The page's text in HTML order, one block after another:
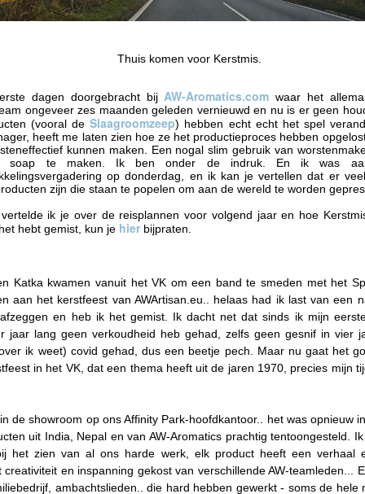
Thuis komen voor Kerstmis.
dagen doorgebracht bij AW-Aromatics.com waar het
ongeveer zes maanden geleden vernieuwd en nu is er geen
(vooral deSlaagroomzeep) hebben echt echt het spel
heeft me laten zien hoe ze het productieproces hebben
kunnen maken. Een nogal slim gebruik van
soap te maken. Ik ben onder de indruk. En ik was
g op donderdag, en ik kan je vertellen dat er
zijn die staan te popelen om aan de wereld te worden
ik je over de reisplannen voor volgend jaar en hoe
hebt gemist, kun je hier bijpraten.
Katka kwamen vanuit het VK om een band te smeden met het
aan het kerstfeest van AWArtisan.eu.. helaas had ik last van een
en heb ik het gemist. Ik dacht net dat sinds ik mijn
jaar lang geen verkoudheid heb gehad, zelfs geen gesnif in vier
ik weet) covid gehad, dus een beetje pech. Maar nu gaat het
in het VK, dat een thema heeft uit de jaren 1970, precies mijn
de showroom op ons Affinity Park-hoofdkantoor.. het was opnieuw
uit India, Nepal en van AW-Aromatics prachtig tentoongesteld.
het zien van al ons harde werk, elk product heeft een verhaal
creativiteit en inspanning gekost van verschillende AW-teamleden...
ambachtslieden.. die hard hebben gewerkt - soms de hele
JUN
26
🌏 Flirten met gevaar in
Mijas 🌏
Hallo vanuit een zeer, zeer hete
vrijdag...
Ik hoop dat jullie genieten van het
weer, waar je ook bent!
in heel Europa, en hier bij AW
loopt ons 'Midzomer Koorts'-
seizoen op zijn einde met een
knal — letterlijk, zoals het
vuurwerk van San Juan dat deze
week Andalusië verlichtte.
Ondertussen hebben Coco en ik
JUN
19
🌏 De Langste Dag,
Vaderdag & Een Koffer
Vol Zeep 🌏
Groeten uit Spanje
Vorige week vertelde ik je dat de
midzomer, vandaag is dag 10 van
onze Midzomergekte-actie.
De zomerzonnewende staat bijna
voor de deur. De langste dag van
het jaar. Vaderdag. Voetbal. San
Juan strandfeesten hier in Spanje.
Ancient Wisdom, lijken er
plotseling heel veel andere dingen
tegelijk te gebeuren.
Groeten uit Spanje...
ik ben er nog steeds.
Spaanse zomer draait de thermostaat langzaam hoger en terwijl
van het VK lijken te zijn teruggekeerd naar hun traditionele "vier
op één middag"-weerpatroon, voelt het hier in Andalusië elke
meer als zomer.
week vertelde ik je over de Jacarandabomen in het zuiden van
waarvan de spectaculaire paarse bloesems hele straten
veranderen in rivieren van kleur.
🌏 🌸 Waarom Málaga paars is geworden 🌏
Hartelijke groeten uit Spanje... En vreemd genoeg... was het deze
op sommige plekken in het VK zelfs warmer dan hier. Ik hoop dat